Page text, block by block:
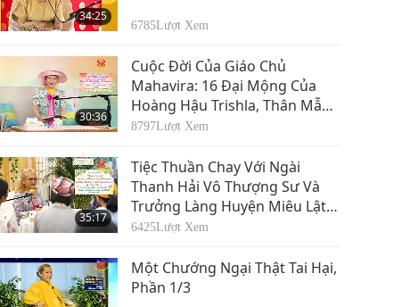
34:25
6785Lượt Xem
30:36
Cuộc Đời Của Giáo Chủ
Mahavira: 16 Đại Mộng Của
Hoàng Hậu Trishla, Thân Mẫu
Đức Mahavira, Phần 1/3
8797Lượt Xem
35:17
Tiệc Thuần Chay Với Ngài
Thanh Hải Vô Thượng Sư Và
Trưởng Làng Huyện Miêu Lật,
Đài Loan (Formosa), Phần 1/2
6425Lượt Xem
Một Chướng Ngại Thật Tai Hại,
Phần 1/3